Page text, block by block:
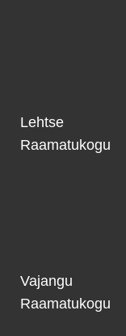
Lehtse
Raamatukogu
Vajangu
Raamatukogu